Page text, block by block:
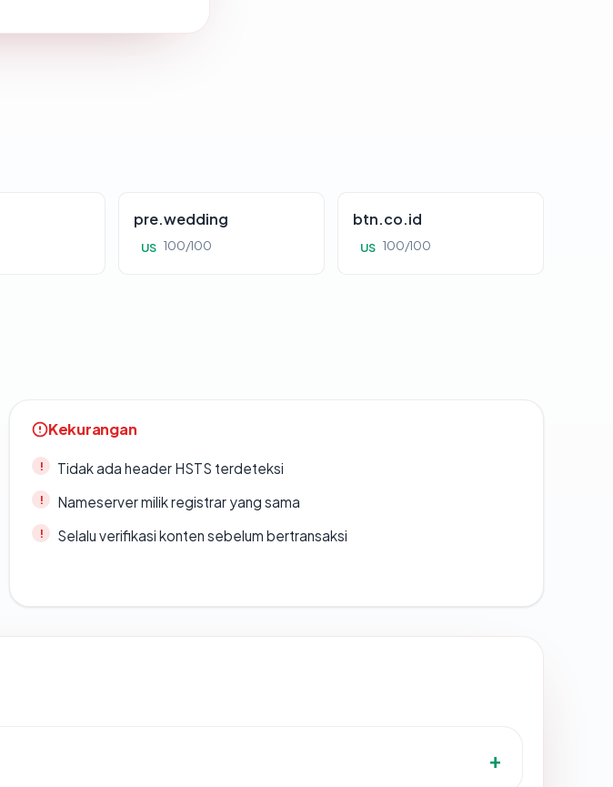
pre.wedding
US 100/100
btn.co.id
US 100/100
Kekurangan
Tidak ada header HSTS terdeteksi
Nameserver milik registrar yang sama
Selalu verifikasi konten sebelum bertransaksi